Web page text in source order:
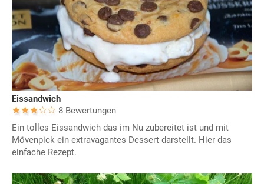
Eissandwich
8 Bewertungen
Ein tolles Eissandwich das im Nu zubereitet ist und mit
Mövenpick ein extravagantes Dessert darstellt. Hier das
einfache Rezept.